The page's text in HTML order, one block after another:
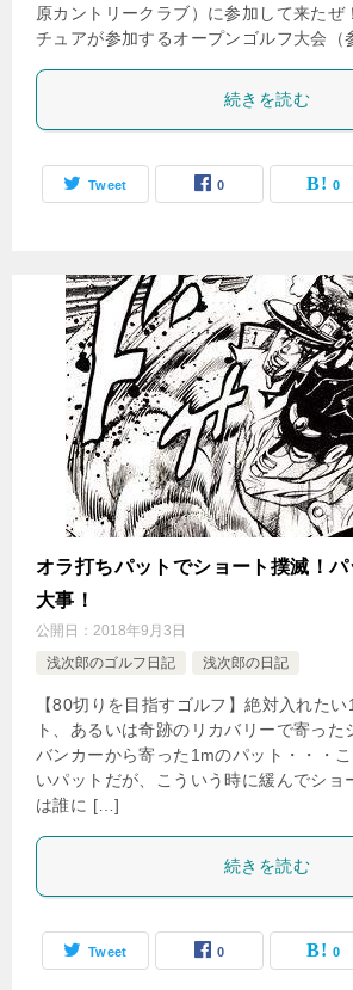
原カントリークラブ）に参加して来たぜ
チュアが参加するオープンゴルフ大会
続きを読む
Tweet 0 0
オラ打ちパットでショート撲滅！
大事！
公開日： 2018年9月3日
浅次郎のゴルフ日記
浅次郎の日記
【80切りを目指すゴルフ】絶対入れた
ト、あるいは奇跡のリカバリーで寄った
バンカーから寄った1mのパット・・・
いパットだが、こういう時に緩んでショ
は誰に […]
続きを読む
Tweet 0 0